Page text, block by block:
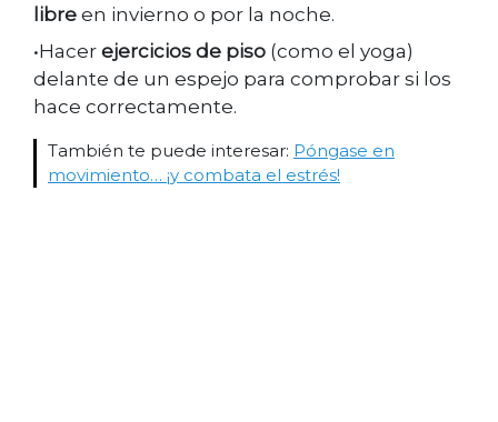
libre en invierno o por la noche.
•Hacer ejercicios de piso (como el yoga)
delante de un espejo para comprobar si los
hace correctamente.
También te puede interesar: Póngase en
movimiento… ¡y combata el estrés!